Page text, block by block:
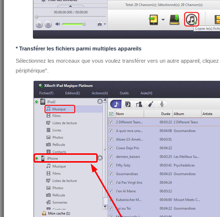
* Transférer les fichiers parmi multiples appareils
Sélectionnez les morceaux que vous voulez transférer vers un autre appareil,
périphérique".